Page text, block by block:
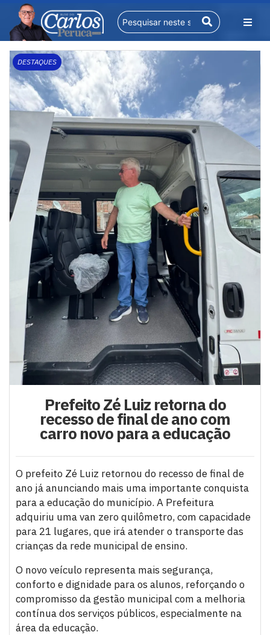
DESTAQUES
Prefeito Zé Luiz retorna do
recesso de final de ano com
carro novo para a educação
O prefeito Zé Luiz retornou do recesso de final de
ano já anunciando mais uma importante conquista
para a educação do município. A Prefeitura
adquiriu uma van zero quilômetro, com capacidade
para 21 lugares, que irá atender o transporte das
crianças da rede municipal de ensino.
O novo veículo representa mais segurança,
conforto e dignidade para os alunos, reforçando o
compromisso da gestão municipal com a melhoria
contínua dos serviços públicos, especialmente na
área da educação.